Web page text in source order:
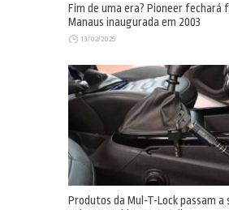
Fim de uma era? Pioneer fechará
Manaus inaugurada em 2003
13/02/2025
Produtos da Mul-T-Lock passam a